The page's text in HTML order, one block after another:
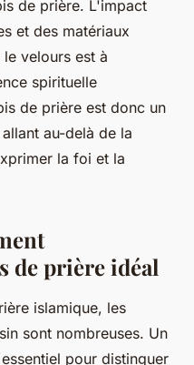
de prière. L'impact
et des matériaux
velours est à
spirituelle
de prière est donc un
au-delà de la
la foi et la
de prière idéal
islamique, les
sont nombreuses. Un
pour distinguer